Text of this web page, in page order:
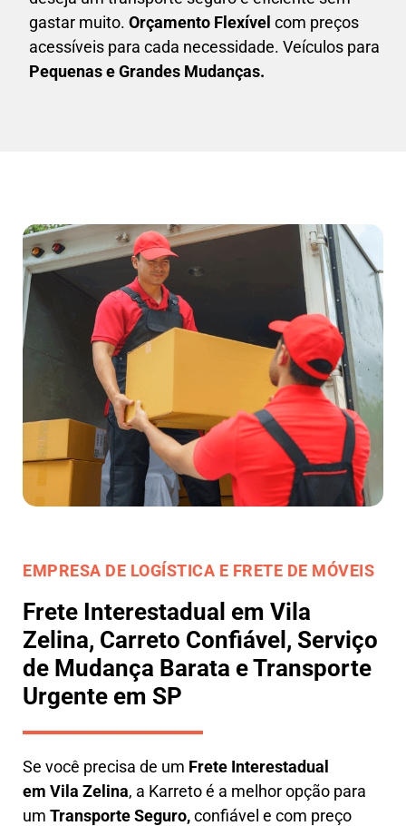
gastar muito. Orçamento Flexível com preços
acessíveis para cada necessidade. Veículos para
Pequenas e Grandes Mudanças.
EMPRESA DE LOGÍSTICA E FRETE DE MÓVEIS
Frete Interestadual em Vila
Zelina, Carreto Confiável, Serviço
de Mudança Barata e Transporte
Urgente em SP
Se você precisa de um Frete Interestadual
em Vila Zelina, a Karreto é a melhor opção para
um Transporte Seguro,confiável e com preço